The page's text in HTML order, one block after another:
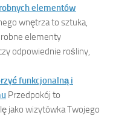
elementów
wnętrza to sztuka,
elementy
odpowiednie rośliny,
funkcjonalną i
Przedpokój to
jako wizytówka Twojego